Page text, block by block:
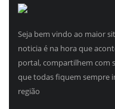
Seja bem vindo ao maior
noticia é na hora que
portal, compartilhem com
que todas fiquem sempre
região